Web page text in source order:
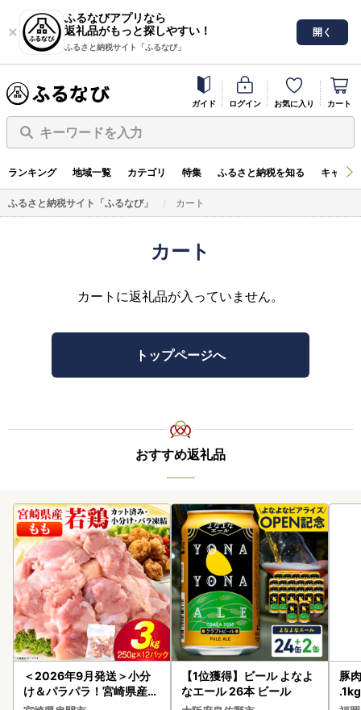
ふるなびアプリなら
返礼品がもっと探しやすい！
ふるさと納税サイト「ふるなび」
開く
ガイド ログイン お気に入り カート
キーワードを入力
ランキング 地域一覧 カテゴリ 特集 ふるさと納税を知る キャン
ふるさと納税サイト「ふるなび」 カート
カート
カートに返礼品が入っていません。
トップページへ
おすすめ返礼品
＜2026年9月発送＞小分
け＆パラパラ！宮崎県産鶏
ももカット合計3kg_K043
【1位獲得】ビール よなよ
なエール 26本 ビール
豚